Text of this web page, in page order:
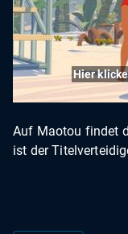
Hier
Auf Maotou findet
ist der